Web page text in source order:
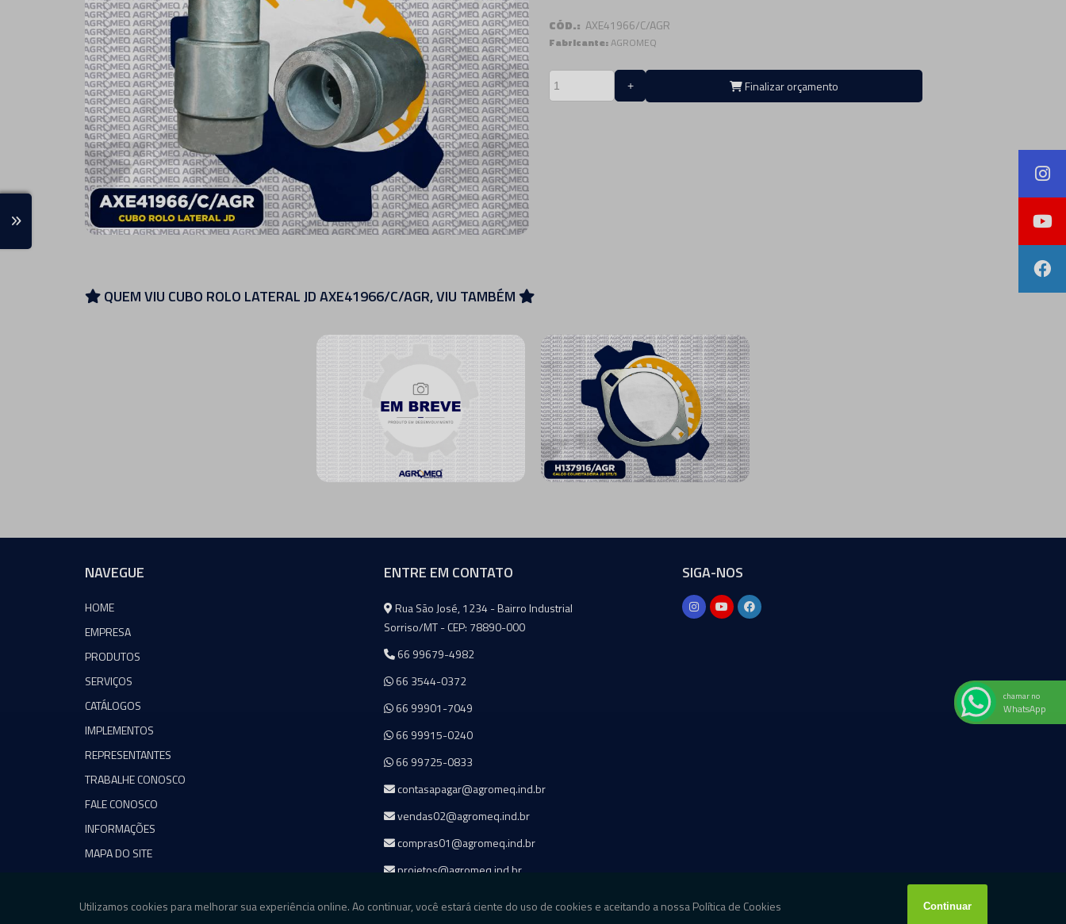
CÓD.: AXE41966/C/AGR
Fabricante:AGROMEQ
Finalizar orçamento
QUEM VIU CUBO ROLO LATERAL JD AXE41966/C/AGR, VIU TAMBÉM
NAVEGUE
HOME
EMPRESA
PRODUTOS
SERVIÇOS
CATÁLOGOS
IMPLEMENTOS
REPRESENTANTES
TRABALHE CONOSCO
FALE CONOSCO
INFORMAÇÕES
MAPA DO SITE
ENTRE EM CONTATO
Agromeq
Rua São José, 1234 - Bairro Industrial
Sorriso/MT - CEP: 78890-000
66 99679-4982
66 3544-0372
66 99901-7049
66 99915-0240
66 99725-0833
contasapagar@agromeq.ind.br
vendas02@agromeq.ind.br
compras01@agromeq.ind.br
projetos@agromeq.ind.br
SIGA-NOS
chamar no
WhatsApp